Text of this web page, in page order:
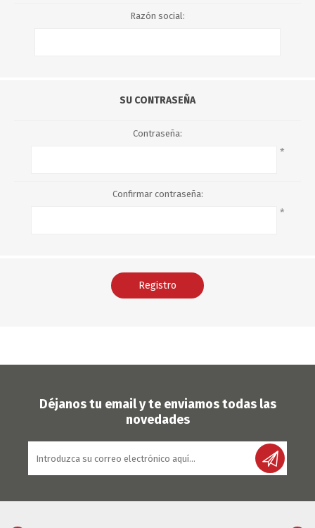
Razón social:
SU CONTRASEÑA
Contraseña:
*
Confirmar contraseña:
*
Déjanos tu email y te enviamos todas las
novedades